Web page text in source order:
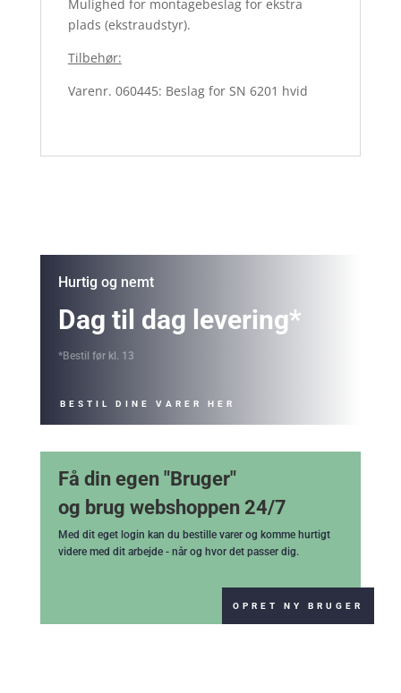
Mulighed for montagebeslag for ekstra
plads (ekstraudstyr).
Tilbehør:
Varenr. 060445: Beslag for SN 6201 hvid
Hurtig og nemt
Dag til dag levering*
*Bestil før kl. 13
BESTIL DINE VARER HER
Få din egen "Bruger"
og brug webshoppen 24/7
Med dit eget login kan du bestille varer og komme hurtigt
videre med dit arbejde - når og hvor det passer dig.
OPRET NY BRUGER